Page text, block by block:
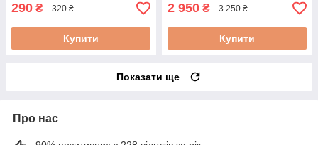
290 ₴ 320 ₴
Купити
2 950 ₴ 3 250 ₴
Купити
Показати ще
Про нас